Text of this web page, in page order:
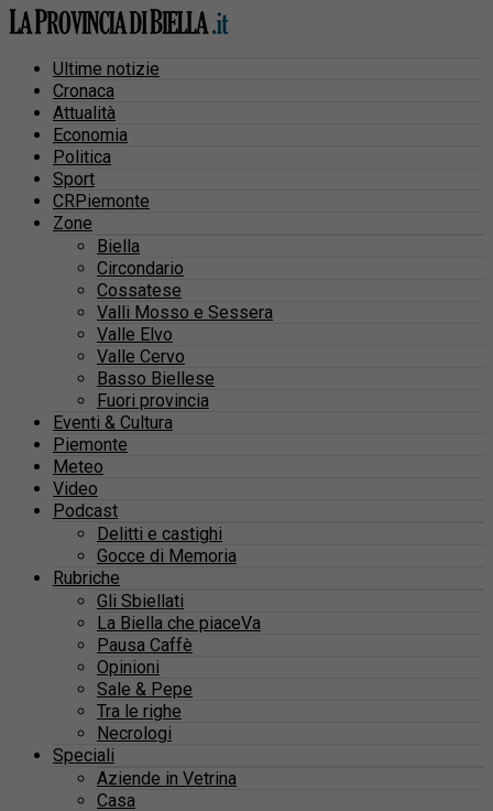
Ultime notizie
Cronaca
Attualità
Economia
Politica
Sport
CRPiemonte
Zone
Biella
Circondario
Cossatese
Valli Mosso e Sessera
Valle Elvo
Valle Cervo
Basso Biellese
Fuori provincia
Eventi & Cultura
Piemonte
Meteo
Video
Podcast
Delitti e castighi
Gocce di Memoria
Rubriche
Gli Sbiellati
La Biella che piaceVa
Pausa Caffè
Opinioni
Sale & Pepe
Tra le righe
Necrologi
Speciali
Aziende in Vetrina
Casa